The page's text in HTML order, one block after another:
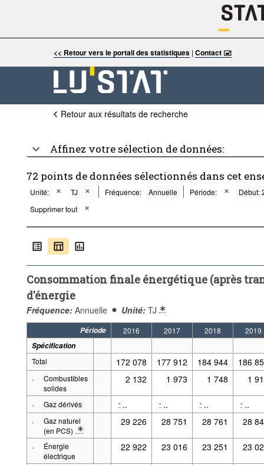
<< Retour vers le portail des statistiques | Contact 🖃
Retour aux résultats de recherche
Affinez votre sélection de données:
72 points de données sélectionnés dans cet
Unité: TJ Fréquence: Annuelle Période:
Début:
Supprimer tout
Consommation finale énergétique (après
d'énergie
Fréquence: Annuelle Unité: TJ
Période 2016 2017 2018
2019
Spécification
Total
172 078 177 912 184 944
186
·
Combustibles
solides
2 132 1 973 1 748 1
· Gaz dérivés - .. - .. - .. - ..
·
Gaz naturel
(en PCS)
* Note spécification 2: PCS: Puissance calorifique supérieur.
29 226 28 751 28 761 28
·
Énergie
électrique
22 922 23 016 23 251 23